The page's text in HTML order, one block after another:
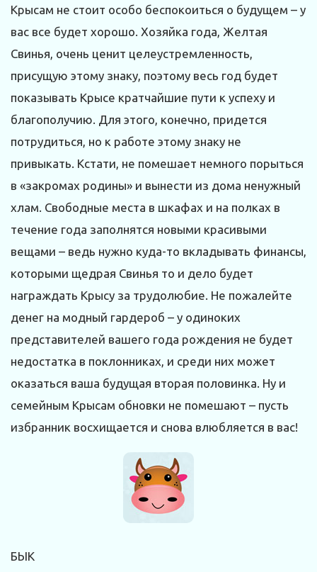
Крысам не стоит особо беспокоиться о будущем – у
вас все будет хорошо. Хозяйка года, Желтая
Свинья, очень ценит целеустремленность,
присущую этому знаку, поэтому весь год будет
показывать Крысе кратчайшие пути к успеху и
благополучию. Для этого, конечно, придется
потрудиться, но к работе этому знаку не
привыкать. Кстати, не помешает немного порыться
в «закромах родины» и вынести из дома ненужный
хлам. Свободные места в шкафах и на полках в
течение года заполнятся новыми красивыми
вещами – ведь нужно куда-то вкладывать финансы,
которыми щедрая Свинья то и дело будет
награждать Крысу за трудолюбие. Не пожалейте
денег на модный гардероб – у одиноких
представителей вашего года рождения не будет
недостатка в поклонниках, и среди них может
оказаться ваша будущая вторая половинка. Ну и
семейным Крысам обновки не помешают – пусть
избранник восхищается и снова влюбляется в вас!
БЫК